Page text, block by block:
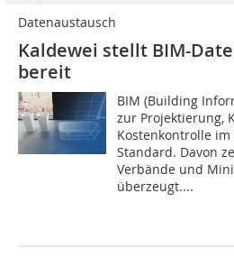
Datenaustausch
Kaldewei stellt BIM-
bereit
BIM (Building
zur Projektierung,
Kostenkontrolle
Standard. Davon
Verbände und
überzeugt....